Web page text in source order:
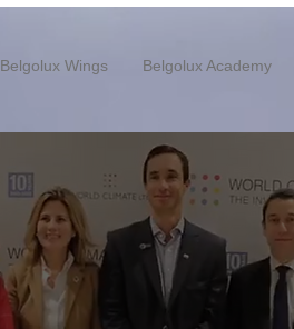
Belgolux Wings Belgolux Academy